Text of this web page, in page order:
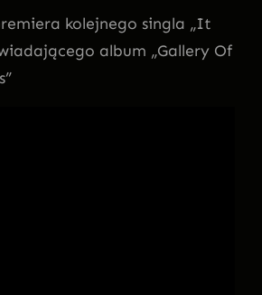
kolejnego singla „It
album „Gallery Of